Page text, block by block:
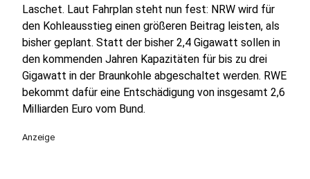
Laschet. Laut Fahrplan steht nun fest: NRW wird für
den Kohleausstieg einen größeren Beitrag leisten, als
bisher geplant. Statt der bisher 2,4 Gigawatt sollen in
den kommenden Jahren Kapazitäten für bis zu drei
Gigawatt in der Braunkohle abgeschaltet werden. RWE
bekommt dafür eine Entschädigung von insgesamt 2,6
Milliarden Euro vom Bund.
Anzeige